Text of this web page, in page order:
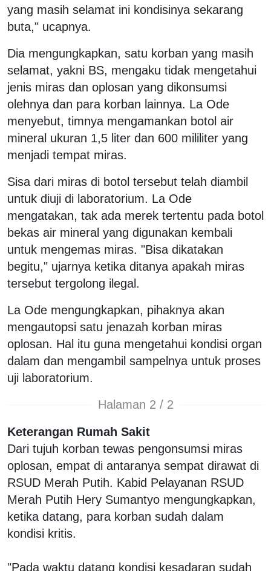
yang masih selamat ini kondisinya sekarang
buta," ucapnya.
Dia mengungkapkan, satu korban yang masih
selamat, yakni BS, mengaku tidak mengetahui
jenis miras dan oplosan yang dikonsumsi
olehnya dan para korban lainnya. La Ode
menyebut, timnya mengamankan botol air
mineral ukuran 1,5 liter dan 600 mililiter yang
menjadi tempat miras.
Sisa dari miras di botol tersebut telah diambil
untuk diuji di laboratorium. La Ode
mengatakan, tak ada merek tertentu pada botol
bekas air mineral yang digunakan kembali
untuk mengemas miras. "Bisa dikatakan
begitu," ujarnya ketika ditanya apakah miras
tersebut tergolong ilegal.
La Ode mengungkapkan, pihaknya akan
mengautopsi satu jenazah korban miras
oplosan. Hal itu guna mengetahui kondisi organ
dalam dan mengambil sampelnya untuk proses
uji laboratorium.
Halaman 2 / 2
Keterangan Rumah Sakit
Dari tujuh korban tewas pengonsumsi miras
oplosan, empat di antaranya sempat dirawat di
RSUD Merah Putih. Kabid Pelayanan RSUD
Merah Putih Hery Sumantyo mengungkapkan,
ketika datang, para korban sudah dalam
kondisi kritis.
"Pada waktu datang kondisi kesadaran sudah